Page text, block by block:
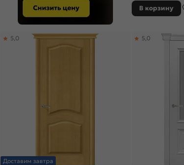
В корзину
Доставим завтра
5,0 5,0